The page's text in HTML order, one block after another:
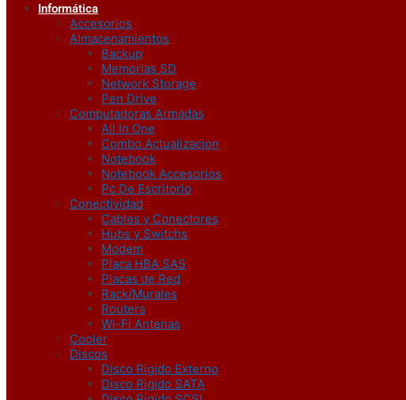
Informática
Accesorios
Almacenamientos
Backup
Memorias SD
Network Storage
Pen Drive
Computadoras Armadas
All In One
Combo Actualizacion
Notebook
Notebook Accesorios
Pc De Escritorio
Conectividad
Cables y Conectores
Hubs y Switchs
Modem
Placa HBA SAS
Placas de Red
Rack/Murales
Routers
Wi-Fi Antenas
Cooler
Discos
Disco Rigido Externo
Disco Rigido SATA